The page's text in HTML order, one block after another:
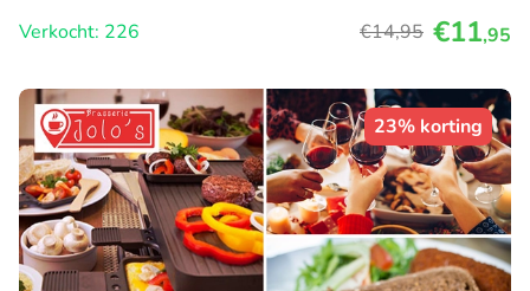
Verkocht: 226
€14,95 €11,95
23% korting